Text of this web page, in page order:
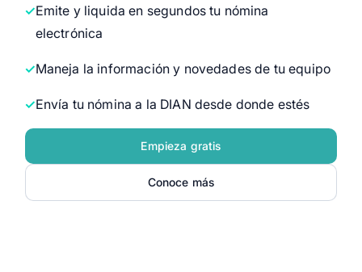
Emite y liquida en segundos tu nómina
electrónica
Maneja la información y novedades de tu equipo
Envía tu nómina a la DIAN desde donde estés
Empieza gratis
Conoce más